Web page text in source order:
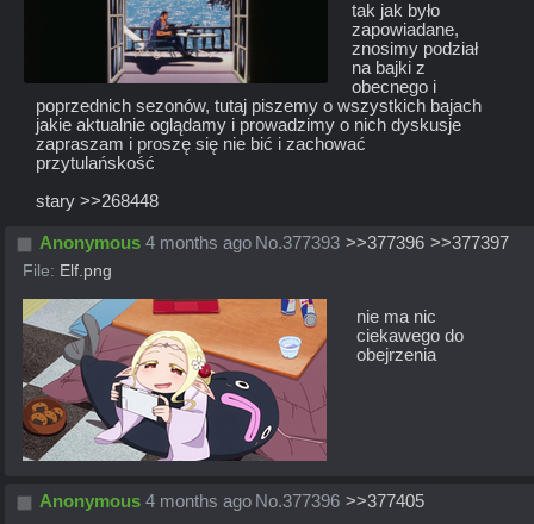
tak jak było
zapowiadane,
znosimy podział
na bajki z
obecnego i
poprzednich sezonów, tutaj piszemy o wszystkich bajach
jakie aktualnie oglądamy i prowadzimy o nich dyskusje
zapraszam i proszę się nie bić i zachować
przytulańskość
stary >>268448
Anonymous 4 months ago No.377393 >>377396 >>377397
File: Elf.png
nie ma nic
ciekawego do
obejrzenia
Anonymous 4 months ago No.377396 >>377405